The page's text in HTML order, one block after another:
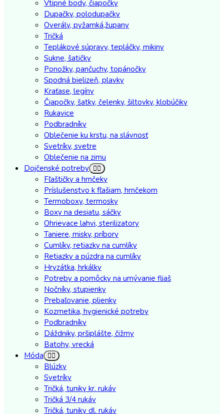
Vtipné body, čiapočky
Dupačky, polodupačky
Overály, pyžamká,župany
Tričká
Teplákové súpravy, tepláčky, mikiny
Sukne, šatičky
Ponožky, pančuchy, topánočky
Spodná bielizeň, plavky
Kraťase, legíny
Čiapočky, šatky, čelenky, šiltovky, klobúčiky
Rukavice
Podbradníky
Oblečenie ku krstu, na slávnosť
Svetríky, svetre
Oblečenie na zimu
Dojčenské potreby
Fľaštičky a hrnčeky
Príslušenstvo k fľašiam, hrnčekom
Termoboxy, termosky
Boxy na desiatu, sáčky
Ohrievace lahvi, sterilizatory
Taniere, misky, príbory
Cumlíky, retiazky na cumlíky
Retiazky a púzdra na cumlíky
Hryzátka, hrkálky
Potreby a pomôcky na umývanie fliaš
Nočníky, stupienky
Prebaľovanie, plienky
Kozmetika, hygienické potreby
Podbradníky
Dáždniky, pršiplášte, čižmy
Batohy, vrecká
Móda
Blúzky
Svetríky
Tričká, tuniky kr. rukáv
Tričká 3/4 rukáv
Tričká, tuniky dl. rukáv